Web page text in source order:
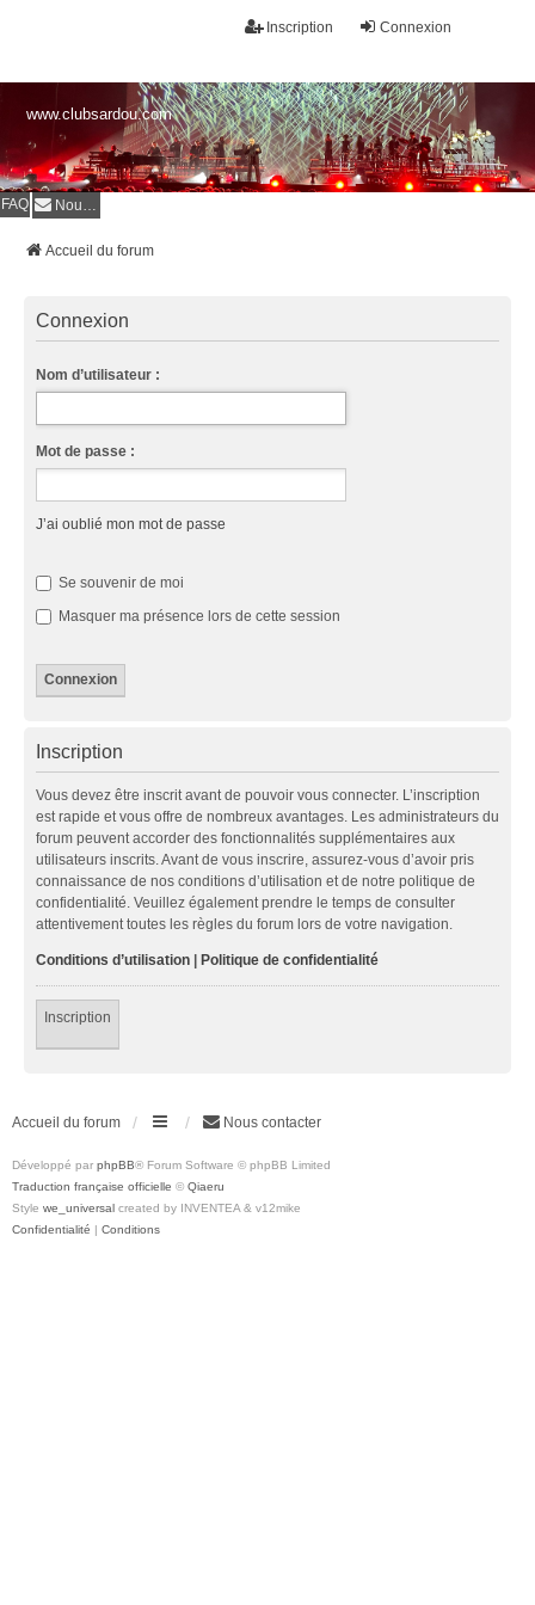
Connexion
Inscription
www.clubsardou.com
FAQ Nous contacter
Accueil du forum
Connexion
Nom d’utilisateur :
Mot de passe :
J’ai oublié mon mot de passe
Se souvenir de moi
Masquer ma présence lors de cette session
Inscription
Vous devez être inscrit avant de pouvoir vous connecter. L’inscription
est rapide et vous offre de nombreux avantages. Les administrateurs du
forum peuvent accorder des fonctionnalités supplémentaires aux
utilisateurs inscrits. Avant de vous inscrire, assurez-vous d’avoir pris
connaissance de nos conditions d’utilisation et de notre politique de
confidentialité. Veuillez également prendre le temps de consulter
attentivement toutes les règles du forum lors de votre navigation.
Conditions d’utilisation | Politique de confidentialité
Inscription
Accueil du forum Nous contacter
Développé par phpBB® Forum Software © phpBB Limited
Traduction française officielle © Qiaeru
Style we_universal created by INVENTEA & v12mike
Confidentialité | Conditions